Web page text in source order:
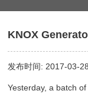
KNOX
发布时间: 2017-03-28
Yesterday, a batch